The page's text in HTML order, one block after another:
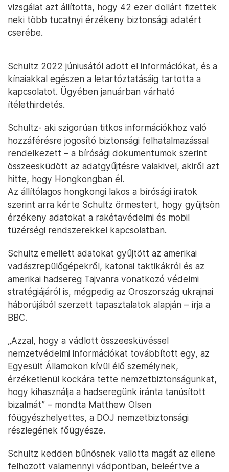
vizsgálat azt állította, hogy 42 ezer dollárt fizettek
neki több tucatnyi érzékeny biztonsági adatért
cserébe.
Schultz 2022 júniusától adott el információkat, és a
kínaiakkal egészen a letartóztatásáig tartotta a
kapcsolatot. Ügyében januárban várható
ítélethirdetés.
Schultz- aki szigorúan titkos információkhoz való
hozzáférésre jogosító biztonsági felhatalmazással
rendelkezett – a bírósági dokumentumok szerint
összeesküdött az adatgyűjtésre valakivel, akiről azt
hitte, hogy Hongkongban él.
Az állítólagos hongkongi lakos a bírósági iratok
szerint arra kérte Schultz őrmestert, hogy gyűjtsön
érzékeny adatokat a rakétavédelmi és mobil
tüzérségi rendszerekkel kapcsolatban.
Schultz emellett adatokat gyűjtött az amerikai
vadászrepülőgépekről, katonai taktikákról és az
amerikai hadsereg Tajvanra vonatkozó védelmi
stratégiájáról is, mégpedig az Oroszország ukrajnai
háborújából szerzett tapasztalatok alapján – írja a
BBC.
„Azzal, hogy a vádlott összeesküvéssel
nemzetvédelmi információkat továbbított egy, az
Egyesült Államokon kívül élő személynek,
érzéketlenül kockára tette nemzetbiztonságunkat,
hogy kihasználja a hadseregünk iránta tanúsított
bizalmát” – mondta Matthew Olsen
főügyészhelyettes, a DOJ nemzetbiztonsági
részlegének főügyésze.
Schultz kedden bűnösnek vallotta magát az ellene
felhozott valamennyi vádpontban, beleértve a